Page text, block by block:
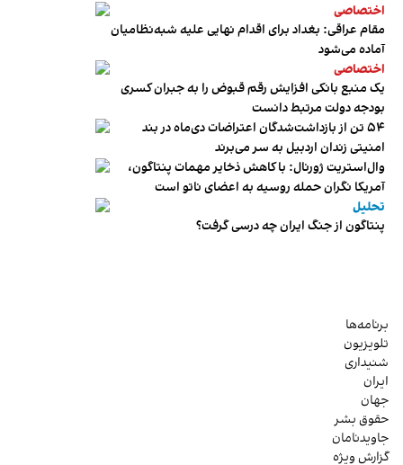
اختصاصی
مقام عراقی: بغداد برای اقدام نهایی علیه شبه‌نظامیان
آماده می‌شود
اختصاصی
یک منبع بانکی افزایش رقم قبوض را به جبران کسری
بودجه دولت مرتبط دانست
۵۴ تن از بازداشت‌شدگان اعتراضات دی‌ماه در بند
امنیتی زندان اردبیل به سر می‌برند
وال‌استریت ژورنال: با کاهش ذخایر مهمات پنتاگون،
آمریکا نگران حمله روسیه به اعضای ناتو‌ است
تحلیل
پنتاگون از جنگ ایران چه درسی گرفت؟
برنامه‌ها
تلویزیون
شنیداری
ایران
جهان
حقوق بشر
جاویدنامان
گزارش ویژه